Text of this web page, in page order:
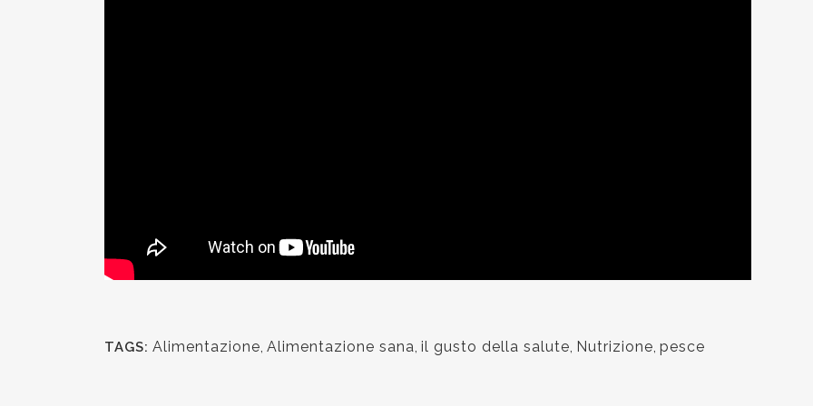
TAGS: Alimentazione, Alimentazione sana, il gusto della salute, Nutrizione, pesce
Via Clemente Rebora, 1 - LECCE
info@maurominelli.it